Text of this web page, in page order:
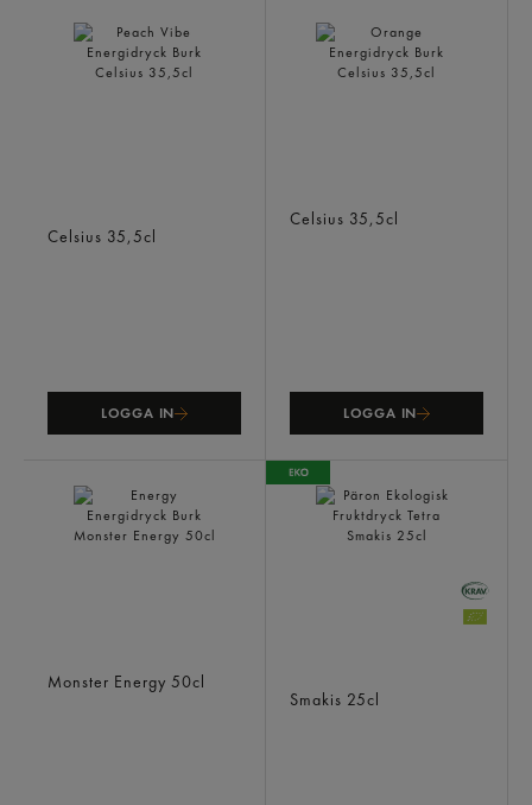
Celsius 35,5cl
LOGGA IN
Celsius 35,5cl
LOGGA IN
Monster Energy 50cl
Smakis 25cl